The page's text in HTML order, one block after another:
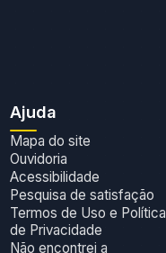
Ajuda
Mapa do site
Ouvidoria
Acessibilidade
Pesquisa de satisfação
Termos de Uso e Política
de Privacidade
Não encontrei a